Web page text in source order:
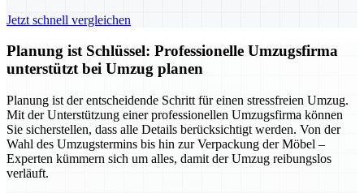
Jetzt schnell vergleichen
Planung ist Schlüssel: Professionelle Umzugsfirma
unterstützt bei Umzug planen
Planung ist der entscheidende Schritt für einen stressfreien Umzug.
Mit der Unterstützung einer professionellen Umzugsfirma können
Sie sicherstellen, dass alle Details berücksichtigt werden. Von der
Wahl des Umzugstermins bis hin zur Verpackung der Möbel –
Experten kümmern sich um alles, damit der Umzug reibungslos
verläuft.